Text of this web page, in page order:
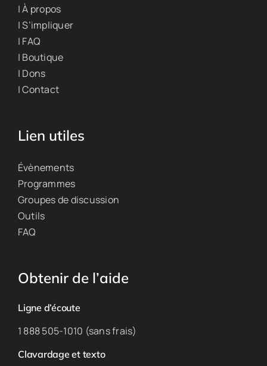
| À propos
| S’impliquer
| FAQ
| Boutique
| Dons
| Contact
Lien utiles
Évènements
Programmes
Groupes de discussion
Outils
FAQ
Obtenir de l’aide
Ligne d’écoute
1 888 505-1010 (sans frais)
Clavardage et texto